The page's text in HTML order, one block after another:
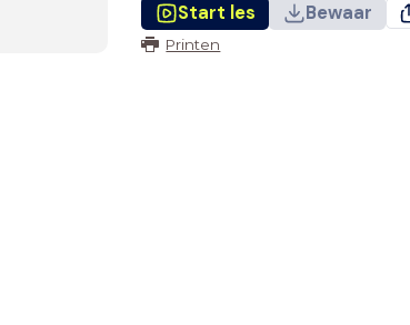
Start les Bewaar
Printen